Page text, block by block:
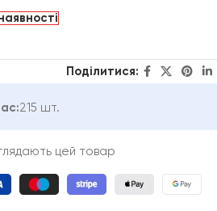
Поділитися:
215 шт.
цей товар